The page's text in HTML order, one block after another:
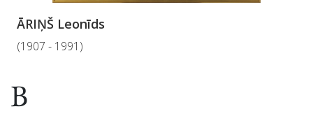
ĀRIŅŠ Leonīds
(1907 - 1991)
B